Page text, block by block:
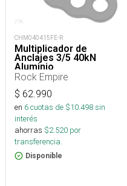
CHM040415FE-R
Multiplicador de
Anclajes 3/5 40kN
Aluminio
Rock Empire
$ 62.990
en 6cuotas de $10.498sin
interés
ahorras $2.520 por
transferencia.
Disponible